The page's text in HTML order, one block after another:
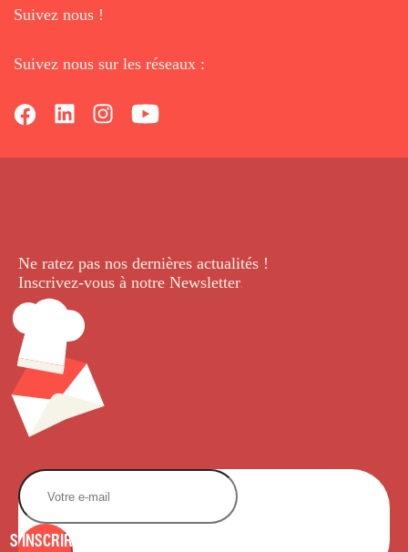
Suivez nous !
Suivez nous sur les réseaux :
Ne ratez pas nos dernières actualités !
Inscrivez-vous à notre Newsletter.
S'INSCRIRE